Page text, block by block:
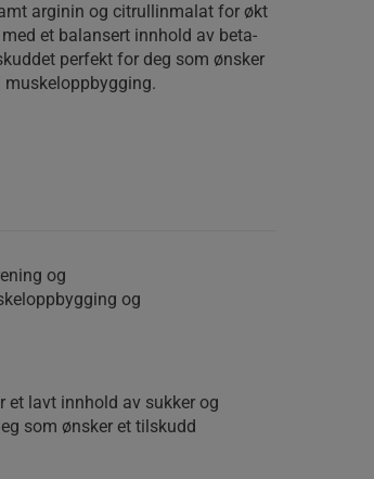
arginin og citrullinmalat for økt
et balansert innhold av beta-
perfekt for deg som ønsker
muskeloppbygging.
og
og
et lavt innhold av sukker og
som ønsker et tilskudd